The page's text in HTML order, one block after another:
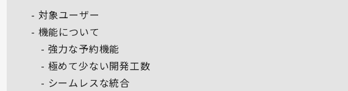
対象ユーザー
機能について
強力な予約機能
極めて少ない開発工数
シームレスな統合